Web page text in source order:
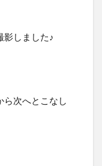
影しました♪
ら次へとこなし